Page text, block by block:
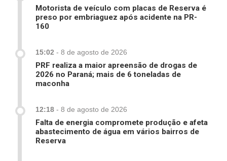
Motorista de veículo com placas de Reserva é
preso por embriaguez após acidente na PR-
160
15:02 - 8 de agosto de 2026
PRF realiza a maior apreensão de drogas de
2026 no Paraná; mais de 6 toneladas de
maconha
12:18 - 8 de agosto de 2026
Falta de energia compromete produção e afeta
abastecimento de água em vários bairros de
Reserva